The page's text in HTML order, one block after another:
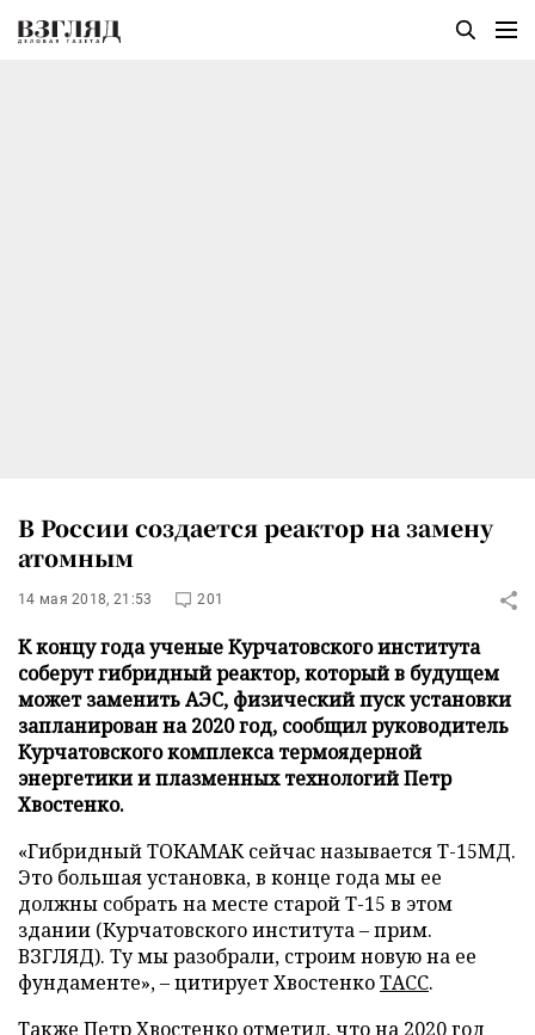
В России создается реактор на замену
атомным
14 мая 2018, 21:53 201
К концу года ученые Курчатовского института
соберут гибридный реактор, который в будущем
может заменить АЭС, физический пуск установки
запланирован на 2020 год, сообщил руководитель
Курчатовского комплекса термоядерной
энергетики и плазменных технологий Петр
Хвостенко.
«Гибридный ТОКАМАК сейчас называется Т-15МД.
Это большая установка, в конце года мы ее
должны собрать на месте старой Т-15 в этом
здании (Курчатовского института – прим.
ВЗГЛЯД). Ту мы разобрали, строим новую на ее
фундаменте», – цитирует ХвостенкоТАСС.
Также Петр Хвостенко отметил, что на 2020 год